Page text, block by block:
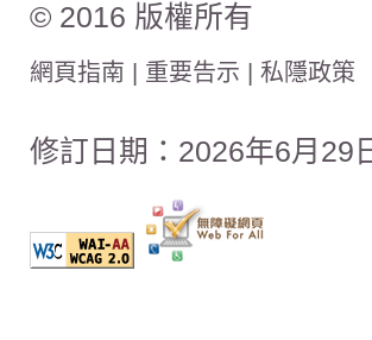
© 2016 版權所有
網頁指南 重要告示 私隱政策
修訂日期：2026年6月29